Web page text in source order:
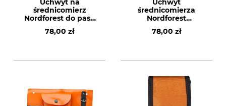
Uchwyt na
średnicomierz
Nordforest do pasa
leśniczego
78,00 zł
Uchwyt
średnicomierza
Nordforest
ergonomisch do
pasa leśniczego
78,00 zł